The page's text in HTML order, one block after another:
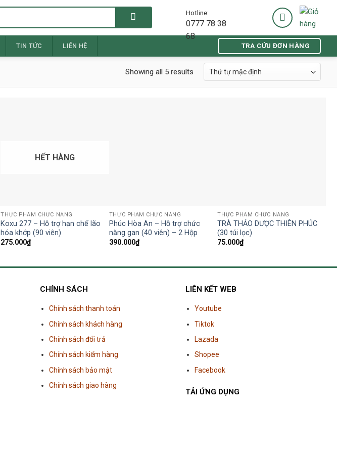
Hotline:
0777 78 38
68
TIN TỨC LIÊN HỆ TRA CỨU ĐƠN HÀNG
Showing all 5 results
HẾT HÀNG
THỰC PHẨM CHỨC NĂNG
Koxu 277 – Hỗ trợ hạn chế lão
hóa khớp (90 viên)
275.000₫
THỰC PHẨM CHỨC NĂNG
Phúc Hòa An – Hỗ trợ chức
năng gan (40 viên) – 2 Hộp
390.000₫
THỰC PHẨM CHỨC NĂNG
TRÀ THẢO DƯỢC THIÊN PHÚC
(30 túi lọc)
75.000₫
CHÍNH SÁCH
Chính sách thanh toán
Chính sách khách hàng
Chính sách đổi trả
Chính sách kiểm hàng
Chính sách bảo mật
Chính sách giao hàng
LIÊN KẾT WEB
Youtube
Tiktok
Lazada
Shopee
Facebook
TẢI ỨNG DỤNG